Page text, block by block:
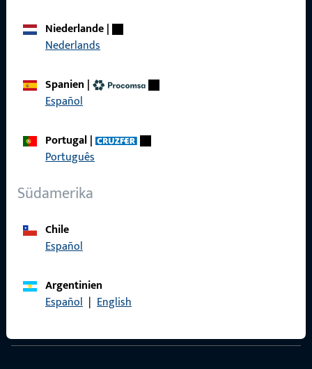
Niederlande|
Nederlands
Spanien |
Español
Portugal|
Português
Südamerika
Chile
Español
Argentinien
Español | English
Karriere
Produktkatalog